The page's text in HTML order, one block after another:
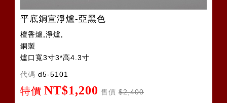
平底銅宣淨爐-亞黑色
檀香爐,淨爐,
銅製
爐口寬3寸3*高4.3寸
代碼 d5-5101
特價 NT$1,200 售價 $2,400